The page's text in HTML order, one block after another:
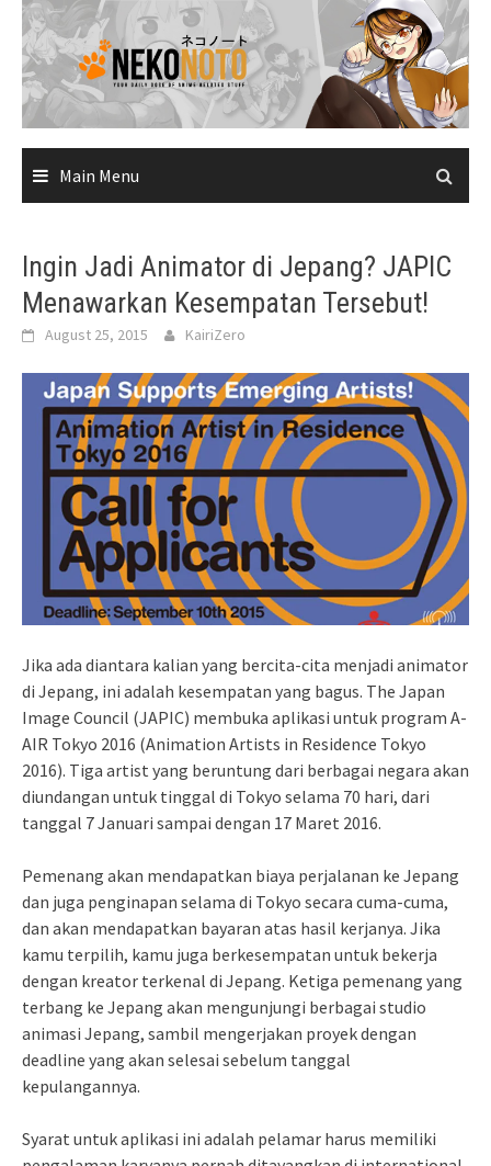
Skip
content
Main Menu
Ingin Jadi Animator di Jepang? JAPIC
Menawarkan Kesempatan Tersebut!
August 25, 2015 KairiZero
Jika ada diantara kalian yang bercita-cita menjadi animator
di Jepang, ini adalah kesempatan yang bagus. The Japan
Image Council (JAPIC) membuka aplikasi untuk program A-
AIR Tokyo 2016 (Animation Artists in Residence Tokyo
2016). Tiga artist yang beruntung dari berbagai negara akan
diundangan untuk tinggal di Tokyo selama 70 hari, dari
tanggal 7 Januari sampai dengan 17 Maret 2016.
Pemenang akan mendapatkan biaya perjalanan ke Jepang
dan juga penginapan selama di Tokyo secara cuma-cuma,
dan akan mendapatkan bayaran atas hasil kerjanya. Jika
kamu terpilih, kamu juga berkesempatan untuk bekerja
dengan kreator terkenal di Jepang. Ketiga pemenang yang
terbang ke Jepang akan mengunjungi berbagai studio
animasi Jepang, sambil mengerjakan proyek dengan
deadline yang akan selesai sebelum tanggal
kepulangannya.
Syarat untuk aplikasi ini adalah pelamar harus memiliki